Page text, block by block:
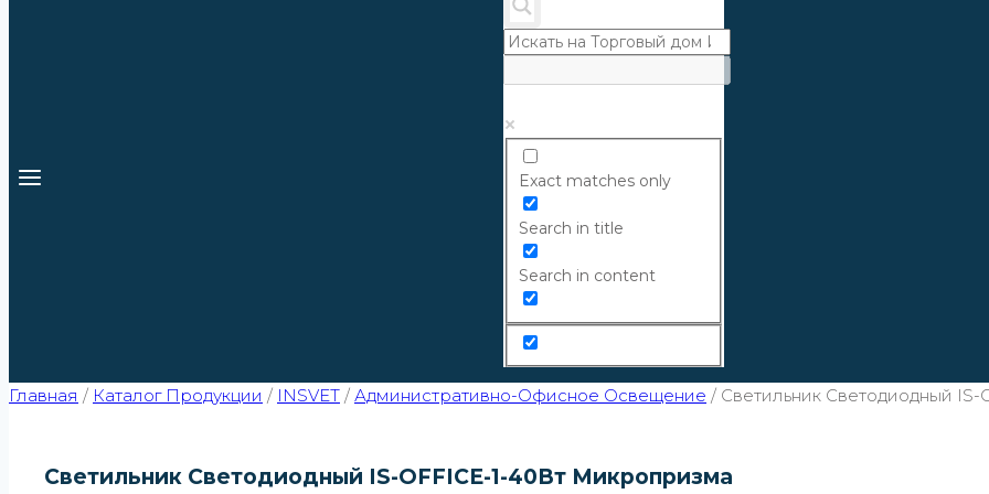
Exact matches only
Search in title
Search in content
Главная / Каталог Продукции / INSVET / Административно-Офисное Освещение / Светильник Светодиодный
Светильник Светодиодный IS-OFFICE-1-40Вт Микропризма